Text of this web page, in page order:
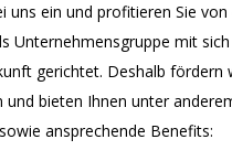
uns ein und profitieren Sie
Unternehmensgruppe mit
gerichtet. Deshalb fördern
und bieten Ihnen unter
ansprechende Benefits: